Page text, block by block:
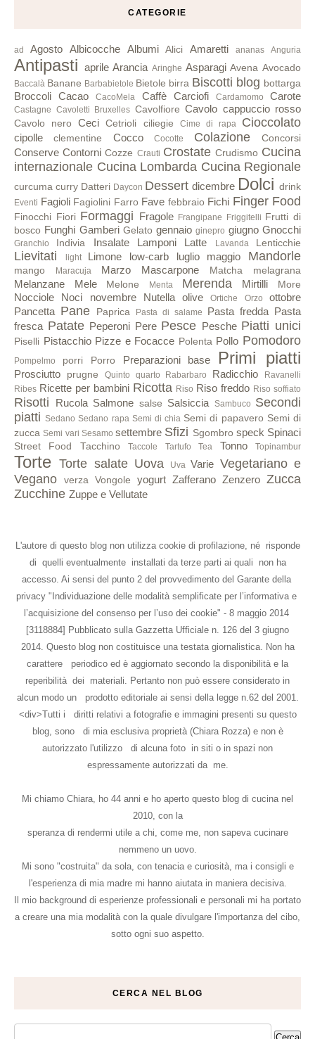
CATEGORIE
ad Agosto Albicocche Albumi Alici Amaretti ananas Anguria
Antipasti aprile Arancia Aringhe Asparagi Avena Avocado
Baccalà Banane Barbabietole Bietole birra Biscotti blog bottarga
Broccoli Cacao CacoMela Caffè Carciofi Cardamomo Carote
Castagne Cavoletti Bruxelles Cavolfiore Cavolo cappuccio rosso
Cavolo nero Ceci Cetrioli ciliegie Cime di rapa Cioccolato
cipolle clementine Cocco Cocotte Colazione Concorsi
Conserve Contorni Cozze Crauti Crostate Crudismo Cucina
internazionale Cucina Lombarda Cucina Regionale
curcuma curry Datteri Daycon Dessert dicembre Dolci drink
Eventi Fagioli Fagiolini Farro Fave febbraio Fichi Finger Food
Finocchi Fiori Formaggi Fragole Frangipane Friggitelli Frutti di
bosco Funghi Gamberi Gelato gennaio ginepro giugno Gnocchi
Granchio Indivia Insalate Lamponi Latte Lavanda Lenticchie
Lievitati light Limone low-carb luglio maggio Mandorle
mango Maracuja Marzo Mascarpone Matcha melagrana
Melanzane Mele Melone Menta Merenda Mirtilli More
Nocciole Noci novembre Nutella olive Ortiche Orzo
ottobre
Pancetta Pane Paprica Pasta di salame Pasta fredda Pasta
fresca Patate Peperoni Pere Pesce Pesche Piatti unici
Piselli Pistacchio Pizze e Focacce Polenta Pollo Pomodoro
Pompelmo porri Porro Preparazioni base Primi piatti
Prosciutto prugne Quinto quarto Rabarbaro Radicchio
Ravanelli
Ribes Ricette per bambini Ricotta Riso Riso freddo Riso soffiato
Risotti Rucola Salmone salse Salsiccia Sambuco Secondi
piatti Sedano Sedano rapa Semi di chia Semi di papavero Semi di
zucca Semi vari Sesamo settembre Sfizi Sgombro speck Spinaci
Street Food Tacchino Taccole Tartufo Tea Tonno Topinambur
Torte Torte salate Uova Uva Varie Vegetariano e
Vegano
verza Vongole yogurt Zafferano Zenzero Zucca
Zucchine Zuppe e Vellutate
L'autore di questo blog non utilizza cookie di profilazione, né risponde
di quelli eventualmente installati da terze parti ai quali non ha
accesso. Ai sensi del punto 2 del provvedimento del Garante della
privacy "Individuazione delle modalità semplificate per l’informativa e
l’acquisizione del consenso per l’uso dei cookie" - 8 maggio 2014
[3118884] Pubblicato sulla Gazzetta Ufficiale n. 126 del 3 giugno
2014. Questo blog non costituisce una testata giornalistica. Non ha
carattere periodico ed è aggiornato secondo la disponibilità e la
reperibilità dei materiali. Pertanto non può essere considerato in
alcun modo un prodotto editoriale ai sensi della legge n.62 del 2001.
<div>Tutti i diritti relativi a fotografie e immagini presenti su questo
blog, sono di mia esclusiva proprietà (Chiara Rozza) e non è
autorizzato l'utilizzo di alcuna foto in siti o in spazi non
espressamente autorizzati da me.
Mi chiamo Chiara, ho 44 anni e ho aperto questo blog di cucina nel
2010, con la
speranza di rendermi utile a chi, come me, non sapeva cucinare
nemmeno un uovo.
Mi sono "costruita" da sola, con tenacia e curiosità, ma i consigli e
l'esperienza di mia madre mi hanno aiutata in maniera decisiva.
Il mio background di esperienze professionali e personali mi ha portato
a creare una mia modalità con la quale divulgare l'importanza del cibo,
sotto ogni suo aspetto.
CERCA NEL BLOG